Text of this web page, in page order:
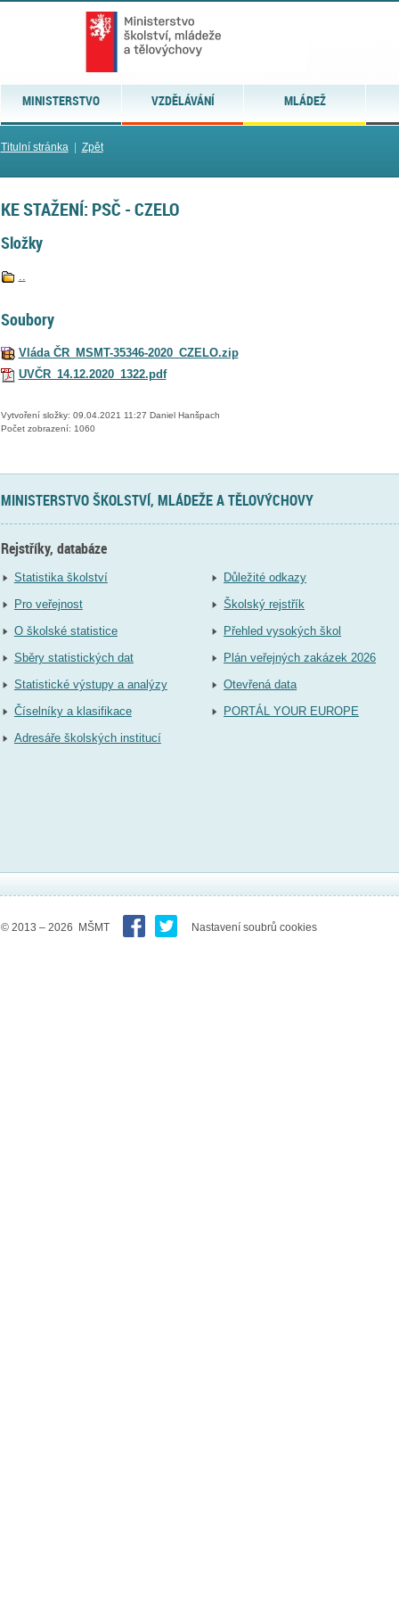
MINISTERSTVO VZDĚLÁVÁNÍ MLÁDEŽ
Titulní stránka| Zpět
KE STAŽENÍ: PSČ - CZELO
Složky
..
Soubory
Vláda ČR_MSMT-35346-2020_CZELO.zip
UVČR_14.12.2020_1322.pdf
Vytvoření složky: 09.04.2021 11:27 Daniel Hanšpach
Počet zobrazení: 1060
MINISTERSTVO ŠKOLSTVÍ, MLÁDEŽE A TĚLOVÝCHOVY
Rejstříky, databáze
Statistika školství
Pro veřejnost
O školské statistice
Sběry statistických dat
Statistické výstupy a analýzy
Číselníky a klasifikace
Adresáře školských institucí
Důležité odkazy
Školský rejstřík
Přehled vysokých škol
Plán veřejných zakázek 2026
Otevřená data
PORTÁL YOUR EUROPE
© 2013 – 2026 MŠMT Nastavení soubrů cookies